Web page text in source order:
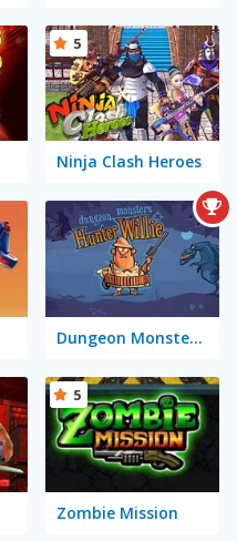
Ninja Clash Heroes
5
Dungeon Monsters: Hunter Willie
Zombie Mission
5